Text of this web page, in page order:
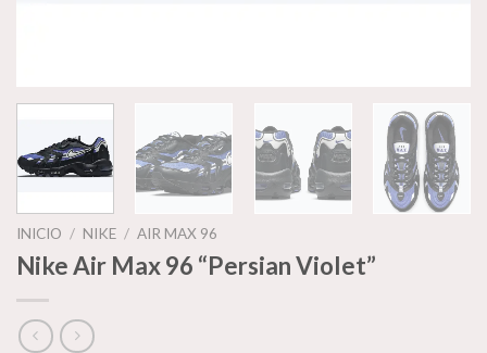
INICIO / NIKE / AIR MAX 96
Nike Air Max 96 “Persian Violet”